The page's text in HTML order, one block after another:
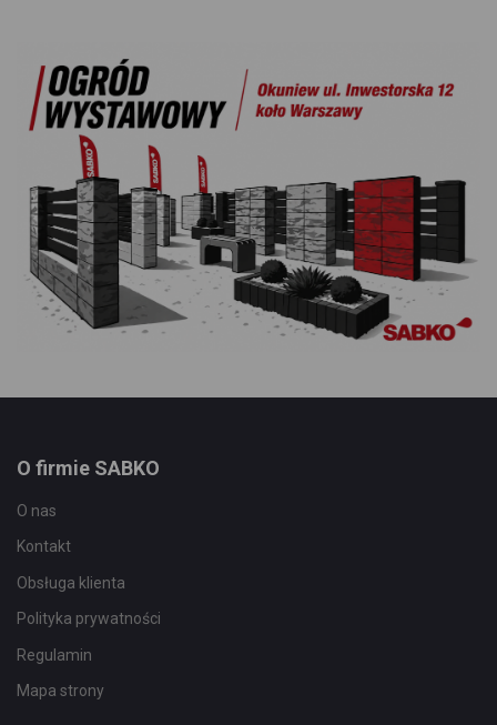
O firmie SABKO
O nas
Kontakt
Obsługa klienta
Polityka prywatności
Regulamin
Mapa strony